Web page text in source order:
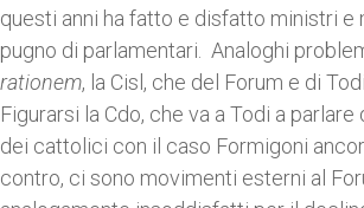
questi anni ha fatto e disfatto ministri e
pugno di parlamentari. Analoghi
rationem, la Cisl, che del Forum e di
Figurarsi la Cdo, che va a Todi a
dei cattolici con il caso Formigoni
contro, ci sono movimenti esterni al